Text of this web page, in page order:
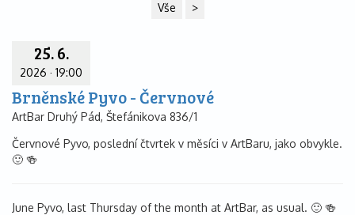
Vše
>
25. 6.
2026 ·19:00
Brněnské Pyvo - Červnové
ArtBar Druhý Pád, Štefánikova 836/1
Červnové Pyvo, poslední čtvrtek v měsíci v ArtBaru, jako obvykle.
🙂 🍻
June Pyvo, last Thursday of the month at ArtBar, as usual. 🙂 🍻